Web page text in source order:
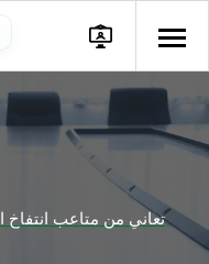
تعاني من متاعب انتفاخ